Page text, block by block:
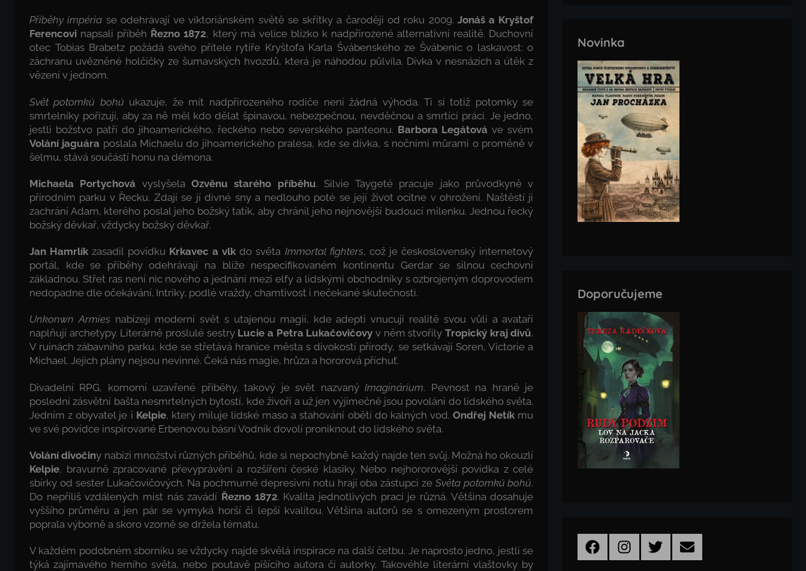
Příběhy impéria se odehrávají ve viktoriánském světě se skřítky a čaroději od roku 2009. Jonáš a Kryštof
Ferencovi napsali příběh Řezno 1872, který má velice blízko k nadpřirozené alternativní realitě. Duchovní
otec Tobias Brabetz požádá svého přítele rytíře Kryštofa Karla Švábenského ze Švábenic o laskavost: o
záchranu uvězněné holčičky ze šumavských hvozdů, která je náhodou půlvíla. Dívka v nesnázích a útěk z
vězení v jednom.
Svět potomků bohů ukazuje, že mít nadpřirozeného rodiče není žádná výhoda. Ti si totiž potomky se
smrtelníky pořizují, aby za ně měl kdo dělat špinavou, nebezpečnou, nevděčnou a smrtící práci. Je jedno,
jestli božstvo patří do jihoamerického, řeckého nebo severského panteonu. Barbora Legátová ve svém
Volání jaguára poslala Michaelu do jihoamerického pralesa, kde se dívka, s nočními můrami o proměně v
šelmu, stává součástí honu na démona.
Michaela Portychová vyslyšela Ozvěnu starého příběhu. Silvie Taygeté pracuje jako průvodkyně v
přírodním parku v Řecku. Zdají se jí divné sny a nedlouho poté se její život ocitne v ohrožení. Naštěstí ji
zachrání Adam, kterého poslal jeho božský tatík, aby chránil jeho nejnovější budoucí milenku. Jednou řecký
božský děvkař, vždycky božský děvkař.
Jan Hamrlíkzasadil povídku Krkavec a vlkdo světa Immortal fighters, což je československý internetový
portál, kde se příběhy odehrávají na blíže nespecifikovaném kontinentu Gerdar se silnou cechovní
základnou. Střet ras není nic nového a jednání mezi elfy a lidskými obchodníky s ozbrojeným doprovodem
nedopadne dle očekávání. Intriky, podlé vraždy, chamtivost i nečekané skutečnosti.
Unkonwn Armiesnabízejí moderní svět s utajenou magií, kde adepti vnucují realitě svou vůli a avataři
naplňují archetypy. Literárně proslulé sestry Lucie a Petra Lukačovičovy v něm stvořilyTropický kraj divů.
V ruinách zábavního parku, kde se střetává hranice města s divokostí přírody, se setkávají Soren, Victorie a
Michael. Jejich plány nejsou nevinné. Čeká nás magie, hrůza a hororová příchuť.
Divadelní RPG, komorní uzavřené příběhy, takový je svět nazvanýImaginárium. Pevnost na hraně je
poslední zásvětní bašta nesmrtelných bytostí, kde živoří a už jen výjimečně jsou povoláni do lidského světa.
Jedním z obyvatel je i Kelpie, který miluje lidské maso a stahování obětí do kalných vod.Ondřej Netík mu
ve své povídce inspirované Erbenovou básní Vodník dovolí proniknout do lidského světa.
Volání divočiny nabízí množství různých příběhů, kde si nepochybně každý najde ten svůj. Možná ho okouzlí
Kelpie, bravurně zpracované převyprávění a rozšíření české klasiky. Nebo nejhororovější povídka z celé
sbírky od sester Lukačovičových. Na pochmurně depresivní notu hrají oba zástupci ze Světa potomků bohů.
Do nepříliš vzdálených míst nás zavádí Řezno 1872. Kvalita jednotlivých prací je různá. Většina dosahuje
vyššího průměru a jen pár se vymyká horší či lepší kvalitou. Většina autorů se s omezeným prostorem
poprala výborně a skoro vzorně se držela tématu.
V každém podobném sborníku se vždycky najde skvělá inspirace na další četbu. Je naprosto jedno, jestli se
týká zajímavého herního světa, nebo poutavě píšícího autora či autorky. Takovéhle literární vlaštovky by
Novinka
Doporučujeme
FacebookInstagramTwitterEmail